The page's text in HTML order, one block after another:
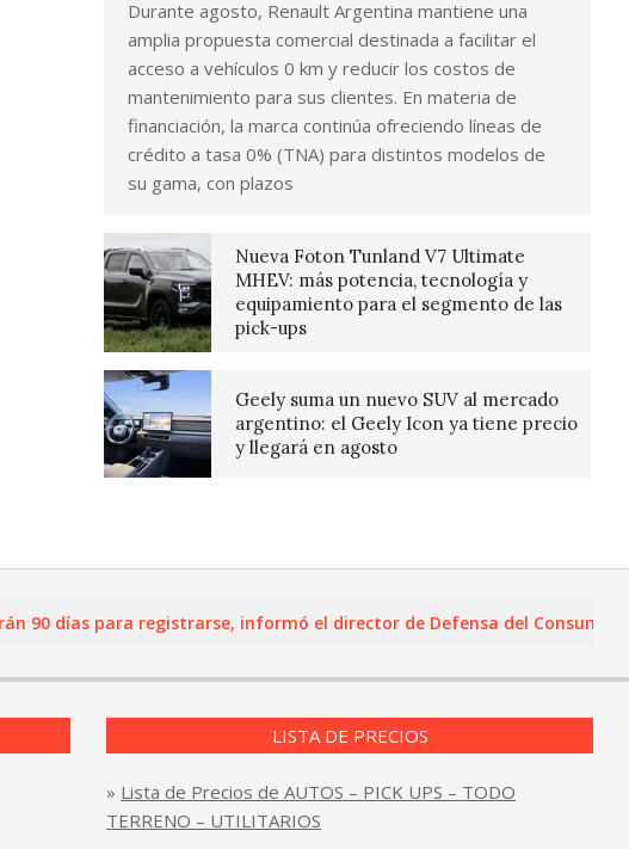
Durante agosto, Renault Argentina mantiene una
amplia propuesta comercial destinada a facilitar el
acceso a vehículos 0 km y reducir los costos de
mantenimiento para sus clientes. En materia de
financiación, la marca continúa ofreciendo líneas de
crédito a tasa 0% (TNA) para distintos modelos de
su gama, con plazos
Nueva Foton Tunland V7 Ultimate
MHEV: más potencia, tecnología y
equipamiento para el segmento de las
pick-ups
Geely suma un nuevo SUV al mercado
argentino: el Geely Icon ya tiene precio
y llegará en agosto
para registrarse, informó el director de Defensa del Consumidor y
LISTA DE PRECIOS
» Lista de Precios de AUTOS – PICK UPS – TODO
TERRENO – UTILITARIOS